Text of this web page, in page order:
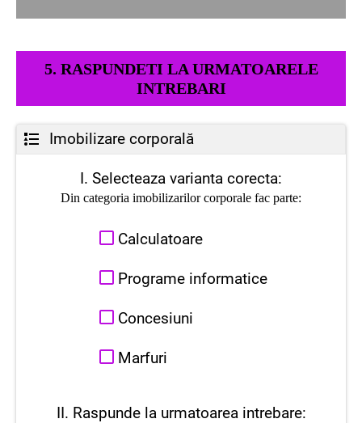
5. RASPUNDETI LA URMATOARELE
INTREBARI
Imobilizare corporală
I. Selecteaza varianta corecta:
Din categoria imobilizarilor corporale fac parte:
Calculatoare
Programe informatice
Concesiuni
Marfuri
II. Raspunde la urmatoarea intrebare: